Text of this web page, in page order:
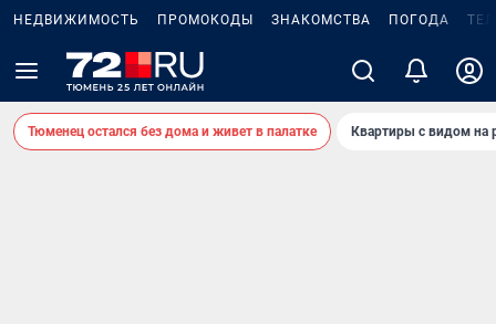
НЕДВИЖИМОСТЬ ПРОМОКОДЫ ЗНАКОМСТВА ПОГОДА
Тюменец остался без дома и живет в палатке Квартиры с видом на